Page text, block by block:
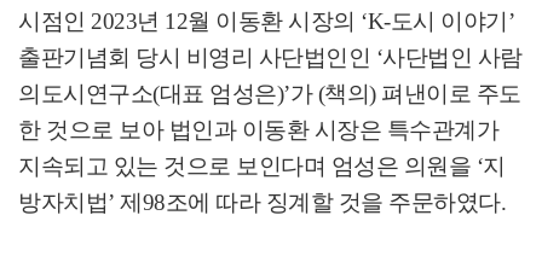
시점인 2023년 12월 이동환 시장의 ‘K-도시 이야기 ’
출판기념회 당시 비영리 사단법인인 ‘사단법인 사람
의도시연구소(대표 엄성은)’가(책의) 펴낸이로 주도
한 것으로 보아 법인과 이동환 시장은 특수관계가
지속되고 있는 것으로 보인다며 엄성은 의원을 ‘지
방자치법’ 제 98조에 따라 징계할 것을 주문하였다.